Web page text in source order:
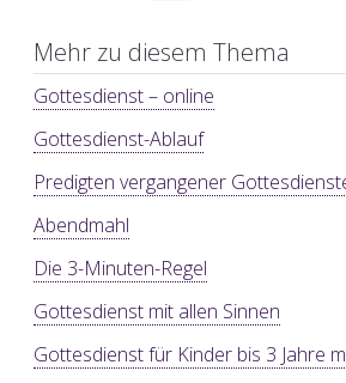
Mehr zu diesem Thema
Gottesdienst – online
Gottesdienst-Ablauf
Predigten vergangener
Abendmahl
Die 3-Minuten-Regel
Gottesdienst mit allen Sinnen
Gottesdienst für Kinder bis 3 Jahre